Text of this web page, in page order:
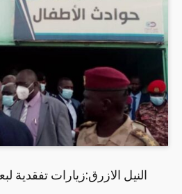
النيل الازرق:زيارات